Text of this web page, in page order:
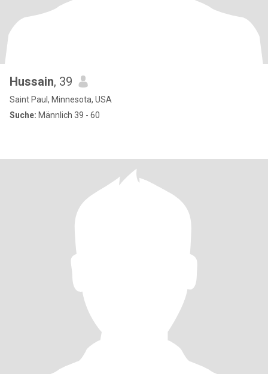
Hussain, 39
Saint Paul, Minnesota, USA
Suche: Männlich 39 - 60